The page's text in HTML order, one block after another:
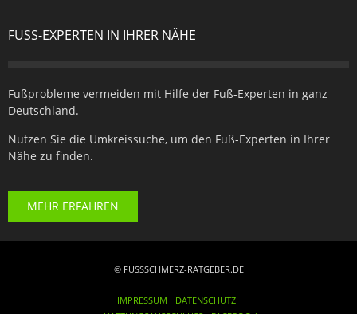
FUSS-EXPERTEN IN IHRER NÄHE
Fußprobleme vermeiden mit Hilfe der Fuß-Experten in ganz
Deutschland.
Nutzen Sie die Umkreissuche, um den Fuß-Experten in Ihrer
Nähe zu finden.
MEHR ERFAHREN
© FUSSSCHMERZ-RATGEBER.DE
IMPRESSUM
DATENSCHUTZ